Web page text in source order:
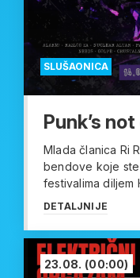
SLUŠAONICA
Punk’s
Mlada članica Ri
bendove koje
festivalima diljem
DETALJNIJE
23.08. (00:00)